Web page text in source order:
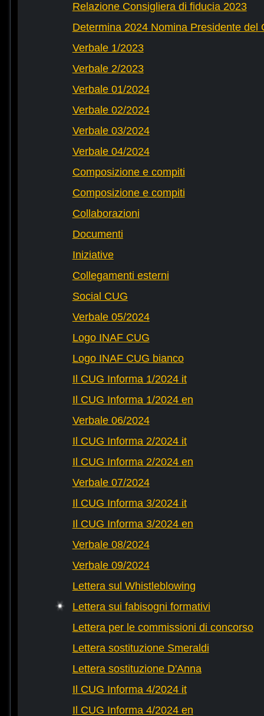
Relazione Consigliera di fiducia 2023
Determina 2024 Nomina Presidente del
Verbale 1/2023
Verbale 2/2023
Verbale 01/2024
Verbale 02/2024
Verbale 03/2024
Verbale 04/2024
Composizione e compiti
Composizione e compiti
Collaborazioni
Documenti
Iniziative
Collegamenti esterni
Social CUG
Verbale 05/2024
Logo INAF CUG
Logo INAF CUG bianco
Il CUG Informa 1/2024 it
Il CUG Informa 1/2024 en
Verbale 06/2024
Il CUG Informa 2/2024 it
Il CUG Informa 2/2024 en
Verbale 07/2024
Il CUG Informa 3/2024 it
Il CUG Informa 3/2024 en
Verbale 08/2024
Verbale 09/2024
Lettera sul Whistleblowing
Lettera sui fabisogni formativi
Lettera per le commissioni di concorso
Lettera sostituzione Smeraldi
Lettera sostituzione D'Anna
Il CUG Informa 4/2024 it
Il CUG Informa 4/2024 en